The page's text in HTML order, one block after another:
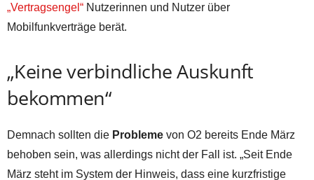
„Vertragsengel“ Nutzerinnen und Nutzer über
Mobilfunkverträge berät.
„Keine verbindliche Auskunft
bekommen“
Demnach sollten die Probleme von O2 bereits Ende März
behoben sein, was allerdings nicht der Fall ist. „Seit Ende
März steht im System der Hinweis, dass eine kurzfristige